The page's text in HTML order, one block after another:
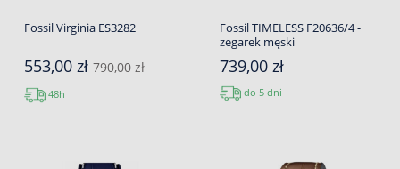
Fossil Virginia ES3282
553,00 zł 790,00 zł
48h
Fossil TIMELESS F20636/4 -
zegarek męski
739,00 zł
do 5 dni